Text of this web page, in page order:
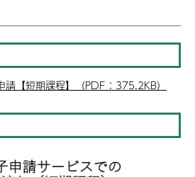
請【短期課程】（PDF：375.2KB）